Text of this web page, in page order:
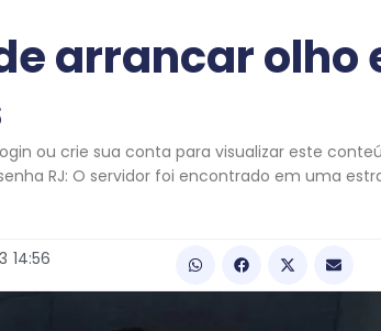
arrancar olho
ou crie sua conta para visualizar este
RJ: O servidor foi encontrado em uma
14:56